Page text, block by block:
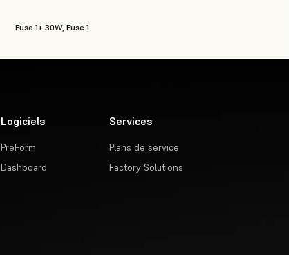
Fuse 1+ 30W, Fuse 1
Logiciels
PreForm
Dashboard
Services
Plans de service
Factory Solutions